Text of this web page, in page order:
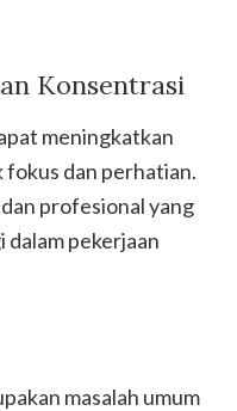
Konsentrasi
meningkatkan
dan perhatian.
profesional yang
pekerjaan
masalah umum